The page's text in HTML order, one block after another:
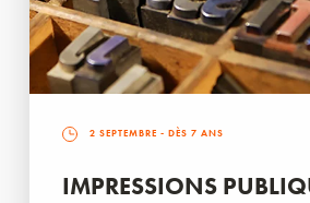
2 SEPTEMBRE - DÈS 7 ANS
IMPRESSIONS